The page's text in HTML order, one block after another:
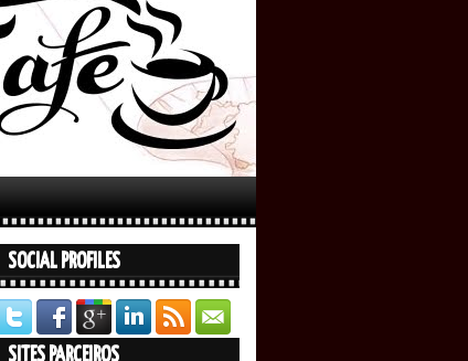
SOCIAL PROFILES
SITES PARCEIROS